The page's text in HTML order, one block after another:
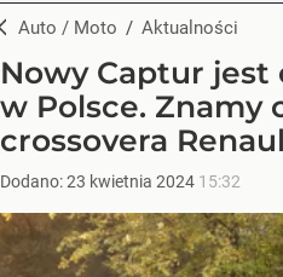
Auto / Moto / Aktualności
Nowy Captur jest
w Polsce. Znamy
crossovera
Dodano:23 kwietnia 2024 15:32